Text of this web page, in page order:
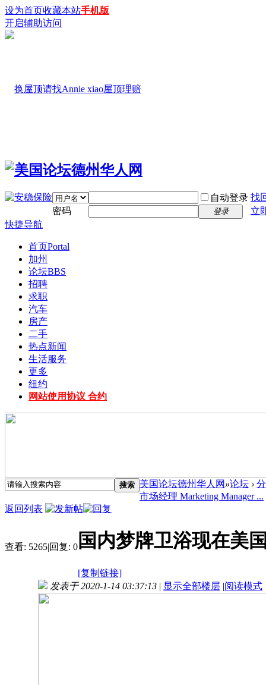
设为首页收藏本站手机版
开启辅助访问
自动登录 找
密码
登录
立
快捷导航
首页Portal
加州
论坛BBS
招聘
求职
汽车
房产
二手
热点新闻
生活服务
更多
纽约
网站使用协议 合约
搜索 美国论坛德州华人网 »论坛 ›
市场经理 Marketing Manager ...
返回列表
查看: 5265|回复: 0 国内梦牌卫浴现在美
[复制链接]
发表于 2020-1-14 03:37:13 | 显示全部楼层 |阅读模式